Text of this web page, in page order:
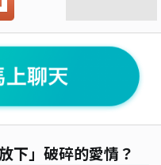
下」破碎的愛情？